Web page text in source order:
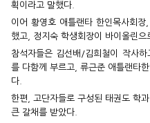
획이라고 말했다.
이어 황영호 애틀랜타 한인목사회
했고, 정지숙 학생회장이 바이올린
참석자들은 김선배/김희철이 작사
를 다함께 부르고, 류근준 애틀랜타
다.
한편, 고단자들로 구성된 태권도 학
큰 갈채를 받았다.